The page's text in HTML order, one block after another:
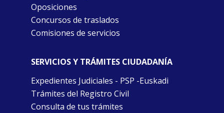
Oposiciones
Concursos de traslados
Comisiones de servicios
SERVICIOS Y TRÁMITES CIUDADANÍA
Expedientes Judiciales - PSP -Euskadi
Trámites del Registro Civil
Consulta de tus trámites